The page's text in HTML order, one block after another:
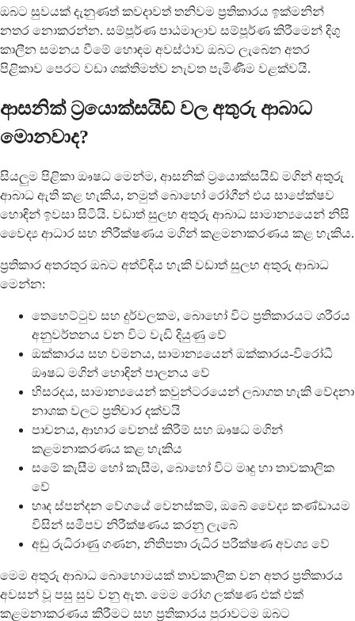
ඔබට සුවයක් දැනුණත් කවදාවත් තනිවම ප්‍රතිකාරය ඉක්මනින්
නතර නොකරන්න. සම්පූර්ණ පාඨමාලාව සම්පූර්ණ කිරීමෙන් දිගු
කාලීන සමනය වීමේ හොඳම අවස්ථාව ඔබට ලැබෙන අතර
පිළිකාව පෙරට වඩා ශක්තිමත්ව නැවත පැමිණීම වළක්වයි.
ආසනික් ට්‍රයොක්සයිඩ් වල අතුරු ආබාධ
මොනවාද?
සියලුම පිළිකා ඖෂධ මෙන්ම, ආසනික් ට්‍රයොක්සයිඩ් මගින් අතුරු
ආබාධ ඇති කළ හැකිය, නමුත් බොහෝ රෝගීන් එය සාපේක්ෂව
හොඳින් ඉවසා සිටියි. වඩාත් සුලභ අතුරු ආබාධ සාමාන්‍යයෙන් නිසි
වෛද්‍ය ආධාර සහ නිරීක්ෂණය මගින් කළමනාකරණය කළ හැකිය.
ප්‍රතිකාර අතරතුර ඔබට අත්විඳිය හැකි වඩාත් සුලභ අතුරු ආබාධ
මෙන්න:
තෙහෙට්ටුව සහ දුර්වලකම, බොහෝ විට ප්‍රතිකාරයට ශරීරය
අනුවර්තනය වන විට වැඩි දියුණු වේ
ඔක්කාරය සහ වමනය, සාමාන්‍යයෙන් ඔක්කාරය-විරෝධී
ඖෂධ මගින් හොඳින් පාලනය වේ
හිසරදය, සාමාන්‍යයෙන් කවුන්ටරයෙන් ලබාගත හැකි වේදනා
නාශක වලට ප්‍රතිචාර දක්වයි
පාචනය, ආහාර වෙනස් කිරීම් සහ ඖෂධ මගින්
කළමනාකරණය කළ හැකිය
සමේ කැසීම හෝ කැසීම, බොහෝ විට මෘදු හා තාවකාලික
වේ
හෘද ස්පන්දන වේගයේ වෙනස්කම්, ඔබේ වෛද්‍ය කණ්ඩායම
විසින් සමීපව නිරීක්ෂණය කරනු ලැබේ
අඩු රුධිරාණු ගණන, නිතිපතා රුධිර පරීක්ෂණ අවශ්‍ය වේ
මෙම අතුරු ආබාධ බොහොමයක් තාවකාලික වන අතර ප්‍රතිකාරය
අවසන් වූ පසු සුව වනු ඇත. මෙම රෝග ලක්ෂණ එක් එක්
කළමනාකරණය කිරීමට සහ ප්‍රතිකාරය පුරාවටම ඔබට